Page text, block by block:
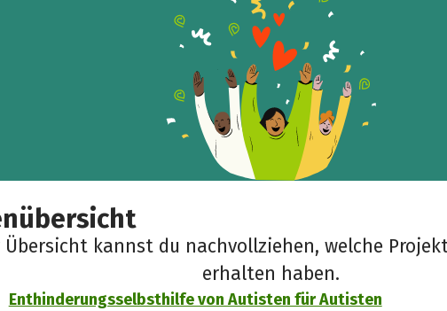
Übersicht kannst du nachvollziehen, welche
erhalten haben.
Enthinderungsselbsthilfe von Autisten für Autisten
Teile die Spendenaktion
Hilf mit noch mehr Spenden zu sammeln!
WhatsApp Messenger